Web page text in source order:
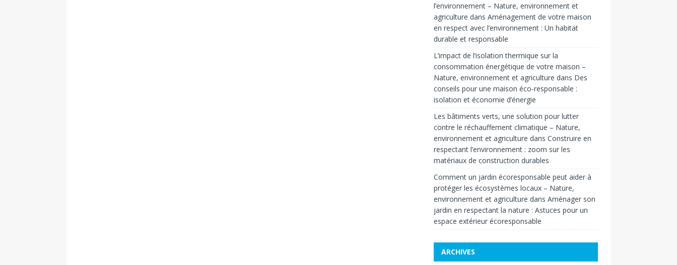
l’environnement – Nature, environnement et
agriculture dans Aménagement de votre maison
en respect avec l’environnement : Un habitat
durable et responsable
L’impact de l’isolation thermique sur la
consommation énergétique de votre maison –
Nature, environnement et agriculture dans Des
conseils pour une maison éco-responsable :
isolation et économie d’énergie
Les bâtiments verts, une solution pour lutter
contre le réchauffement climatique – Nature,
environnement et agriculture dans Construire en
respectant l’environnement : zoom sur les
matériaux de construction durables
Comment un jardin écoresponsable peut aider à
protéger les écosystèmes locaux – Nature,
environnement et agriculture dans Aménager son
jardin en respectant la nature : Astuces pour un
espace extérieur écoresponsable
ARCHIVES